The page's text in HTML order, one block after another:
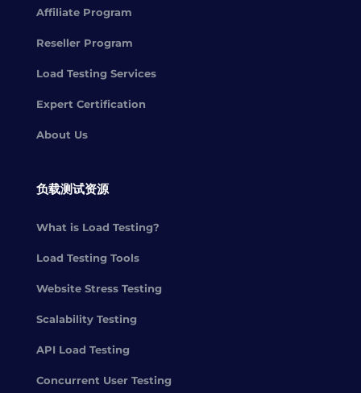
Affiliate Program
Reseller Program
Load Testing Services
Expert Certification
About Us
负载测试资源
What is Load Testing?
Load Testing Tools
Website Stress Testing
Scalability Testing
API Load Testing
Concurrent User Testing